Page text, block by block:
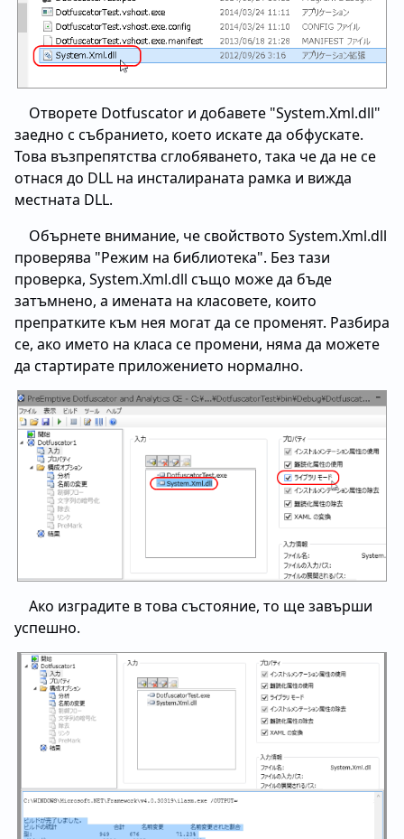
Отворете Dotfuscator и добавете "System.Xml.dll"
заедно с събранието, което искате да обфускате.
Това възпрепятства сглобяването, така че да не се
отнася до DLL на инсталираната рамка и вижда
местната DLL.
Обърнете внимание, че свойството System.Xml.dll
проверява "Режим на библиотека". Без тази
проверка, System.Xml.dll също може да бъде
затъмнено, а имената на класовете, които
препратките към нея могат да се променят. Разбира
се, ако името на класа се промени, няма да можете
да стартирате приложението нормално.
Ако изградите в това състояние, то ще завърши
успешно.